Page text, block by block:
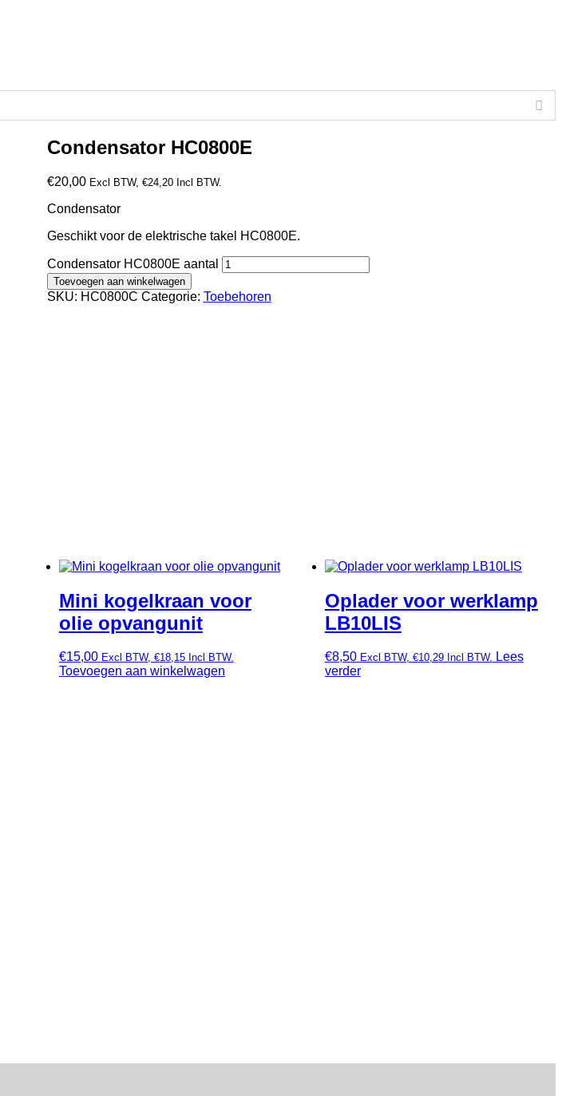
Condensator HC0800E
€20,00 Excl BTW, €24,20Incl BTW.
Condensator
Geschikt voor de elektrische takel HC0800E.
Condensator HC0800E aantal
Toevoegen aan winkelwagen
SKU: HC0800C Categorie: Toebehoren
Mini kogelkraan voor
olie opvangunit
€15,00 Excl BTW, €18,15Incl BTW.
Toevoegen aan winkelwagen
Oplader voor werklamp
LB10LIS
€8,50 Excl BTW, €10,29Incl BTW. Lees
verder